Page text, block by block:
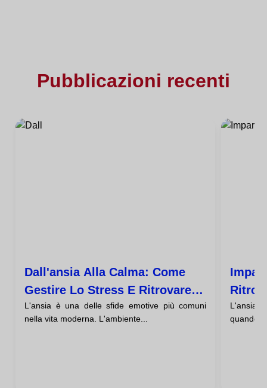
Pubblicazioni recenti
Dall'ansia Alla Calma: Come
Gestire Lo Stress E Ritrovare Il
Benessere
L'ansia è una delle sfide emotive più comuni
nella vita moderna. L'ambiente...
L'ansia
quando